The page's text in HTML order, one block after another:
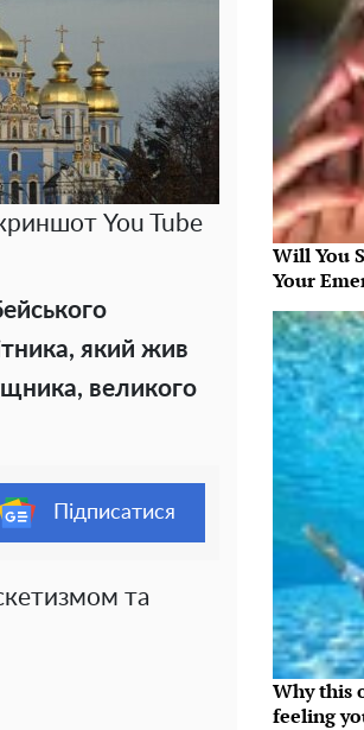
You Tube
який жив
великого
Підписатися
та
Will You
Your
Why this
feeling